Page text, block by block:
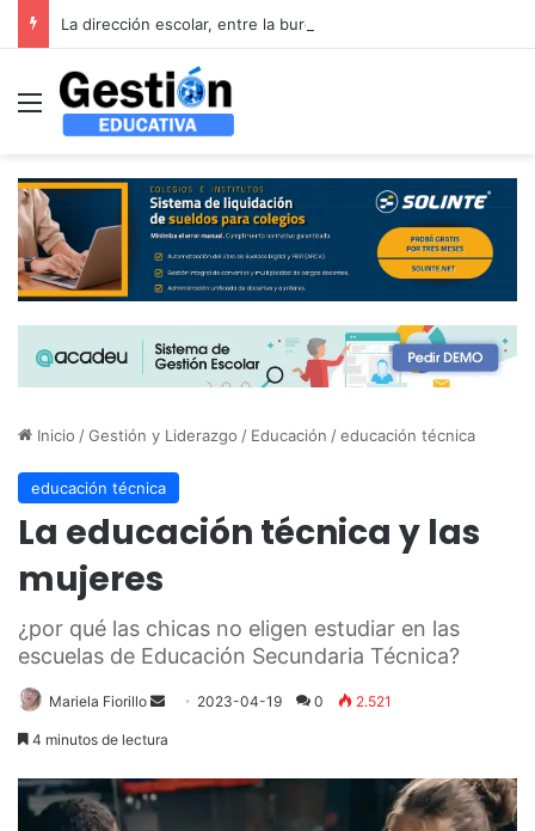
Menú
Inicio /Gestión y Liderazgo / Educación /educación técnica
educación técnica
La educación técnica y las
mujeres
¿por qué las chicas no eligen estudiar en las
escuelas de Educación Secundaria Técnica?
Mariela Fiorillo
Send 2023-04-19 0 2.521
4 minutos de lectura